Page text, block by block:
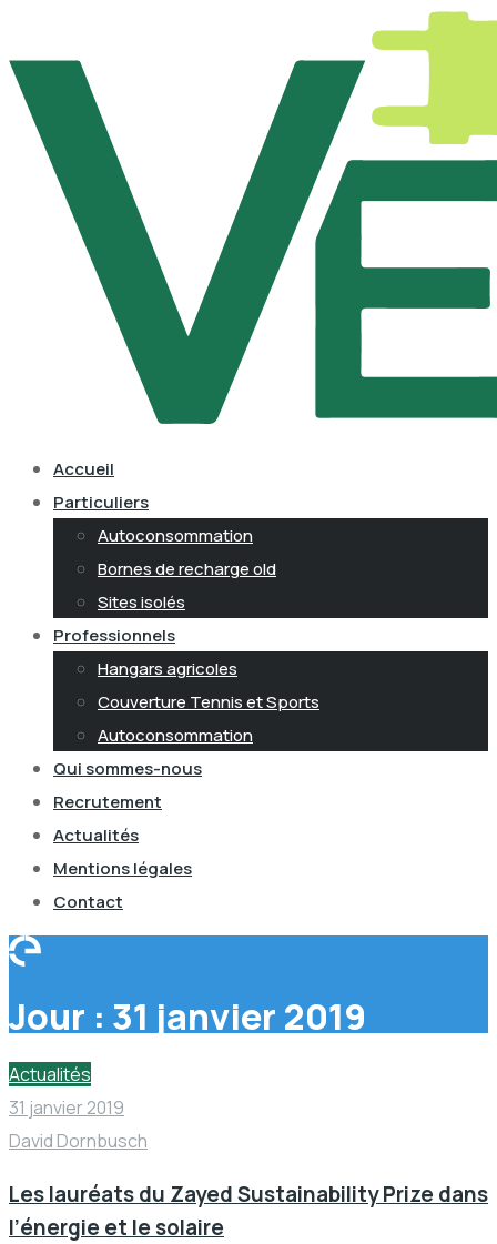
Accueil
Particuliers
Autoconsommation
Bornes de recharge old
Sites isolés
Professionnels
Hangars agricoles
Couverture Tennis et Sports
Autoconsommation
Qui sommes-nous
Recrutement
Actualités
Mentions légales
Contact
Jour : 31 janvier 2019
Actualités
31 janvier 2019
David Dornbusch
Les lauréats du Zayed Sustainability Prize dans
l’énergie et le solaire